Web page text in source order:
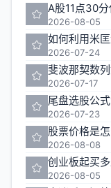
A股11点30分
2026-08-05
如何利用米
2026-07-24
斐波那契数
2026-07-17
尾盘选股公
2026-07-23
2026-08-08
创业板起买多
2026-08-05